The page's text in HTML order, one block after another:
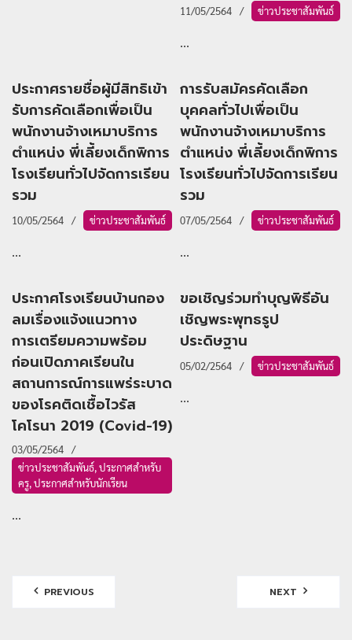
11/05/2564 ข่าวประชาสัมพันธ์
...
ประกาศรายชื่อผู้มีสิทธิเข้า
รับการคัดเลือกเพื่อเป็น
พนักงานจ้างเหมาบริการ
ตำแหน่ง พี่เลี้ยงเด็กพิการ
โรงเรียนทั่วไปจัดการเรียน
รวม
10/05/2564 ข่าวประชาสัมพันธ์
...
การรับสมัครคัดเลือก
บุคคลทั่วไปเพื่อเป็น
พนักงานจ้างเหมาบริการ
ตำแหน่ง พี่เลี้ยงเด็กพิการ
โรงเรียนทั่วไปจัดการเรียน
รวม
07/05/2564 ข่าวประชาสัมพันธ์
...
ประกาศโรงเรียนบ้านกอง
ลมเรื่องแจ้งแนวทาง
การเตรียมความพร้อม
ก่อนเปิดภาคเรียนใน
สถานการณ์การแพร่ระบาด
ของโรคติดเชื้อไวรัส
โคโรนา 2019 (Covid-19)
03/05/2564
ข่าวประชาสัมพันธ์,ประกาศสำหรับ
ครู,ประกาศสำหรับนักเรียน
...
ขอเชิญร่วมทำบุญพิธีอัน
เชิญพระพุทธรูป
ประดิษฐาน
05/02/2564 ข่าวประชาสัมพันธ์
...
PREVIOUS NEXT